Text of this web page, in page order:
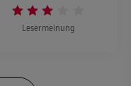
Lesermeinung